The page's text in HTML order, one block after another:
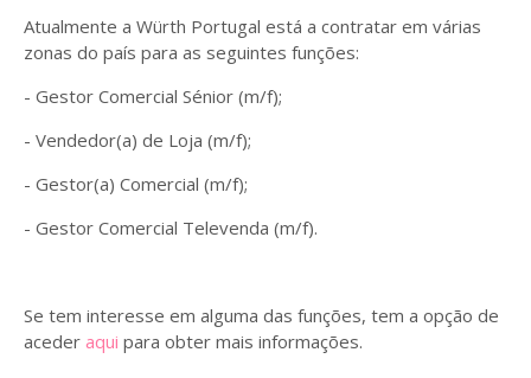
Atualmente a Würth Portugal está a contratar em várias
zonas do país para as seguintes funções:
- Gestor Comercial Sénior (m/f);
- Vendedor(a) de Loja (m/f);
- Gestor(a) Comercial (m/f);
- Gestor Comercial Televenda (m/f).
Se tem interesse em alguma das funções, tem a opção de
aceder aqui para obter mais informações.